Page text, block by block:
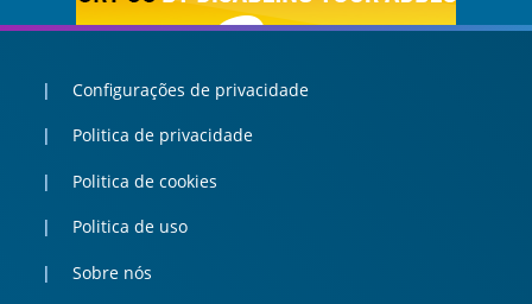
Configurações de privacidade
Politica de privacidade
Politica de cookies
Politica de uso
Sobre nós